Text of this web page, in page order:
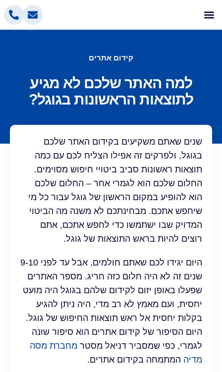
קידום אתרים
למה האתר שלכם לא מגיע
לתוצאות הראשונות בגוגל?
שנים שאתם משקיעים בקידום האתר שלכם
בגוגל, ולפרקים זה אפילו הצליח לכם עם כמה
תוצאות ראשונות סביב ביטויי חיפוש מסוימים.
החלום שלכם הוא לגמרי אחר – החלום שלכם
הוא להופיע במקום הראשון של גוגל עבור כל מי
שיחפש אתכם. מבחינתכם לא משנה מה הביטוי
המדויק שבו ישתמשו כדי לחפש אתכם, אתם
רוצים להיות בראש התוצאות של גוגל.
היום יגידו לכם שאתם חולמים, אבל עד לפני 9-10
שנים זה לא היה חלום כזה חריג. מספר האתרים
שפעלו באופן יזום לקידום שלהם בגוגל היה מועט
יחסית, ועם מאמץ לא רב מדי, היה ניתן להגיע
בקלות יחסית אל ראש תוצאות החיפוש של גוגל.
היום הסיפור של קידום אתרים הוא סיפור שונה
לגמרי, כפי שמסביר דניאל מסטר מחברת מסה
מדיה המתמחה בקידום אתרים.